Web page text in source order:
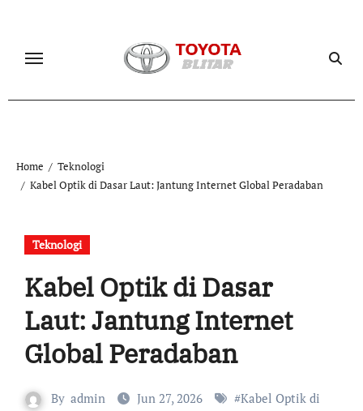
content
Home
Teknologi
Kabel Optik di Dasar Laut: Jantung Internet Global Peradaban
Teknologi
Kabel Optik di Dasar
Laut: Jantung Internet
Global Peradaban
By admin Jun 27, 2026 #Kabel Optik di